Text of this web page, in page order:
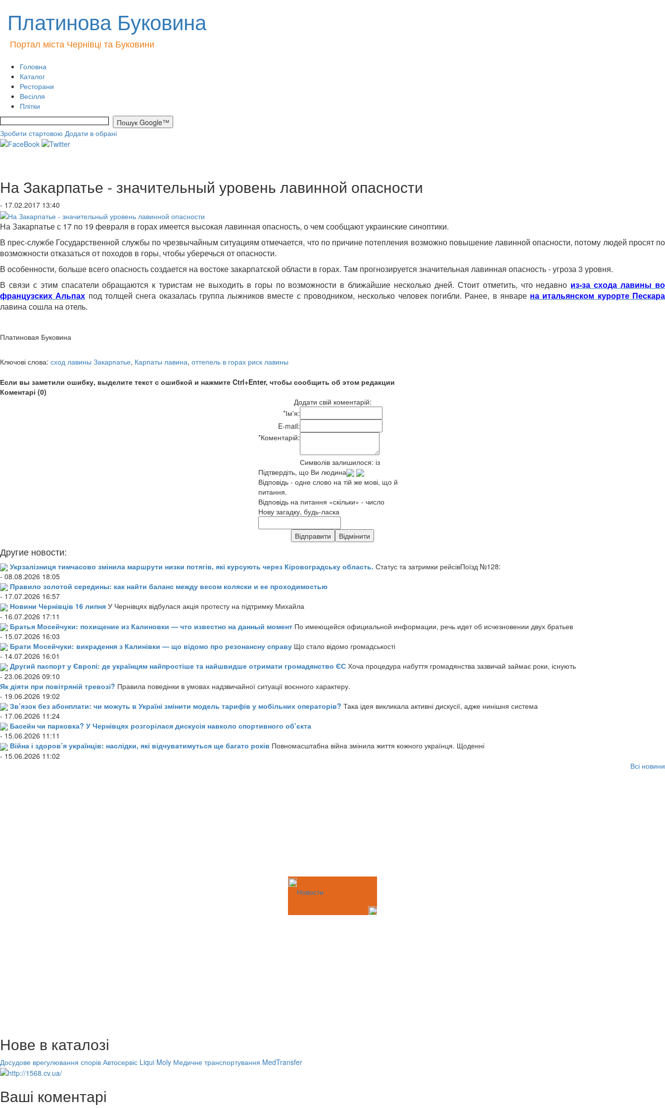
Платинова Буковина
Портал міста Чернівці та Буковини
Головна
Каталог
Ресторани
Весілля
Плітки
Зробити стартовою Додати в обрані
На Закарпатье - значительный уровень лавинной опасности
- 17.02.2017 13:40
На Закарпатье с 17 по 19 февраля в горах имеется высокая лавинная опасность, о чем сообщают украинские синоптики.
В прес-службе Государственной службы по чрезвычайным ситуациям отмечается, что по причине потепления возможно повышение лавинной опасности, потому людей просят по
возможности отказаться от походов в горы, чтобы уберечься от опасности.
В особенности, больше всего опасность создается на востоке закарпатской области в горах. Там прогнозируется значительная лавинная опасность - угроза 3 уровня.
В связи с этим спасатели обращаются к туристам не выходить в горы по возможности в ближайшие несколько дней. Стоит отметить, что недавно из-за схода лавины во
французских Альпах под толщей снега оказалась группа лыжников вместе с проводником, несколько человек погибли. Ранее, в январе на итальянском курорте Пескара
лавина сошла на отель.
Платиновая Буковина
Ключові слова: сход лавины Закарпатье, Карпаты лавина, оттепель в горах риск лавины
Если вы заметили ошибку, выделите текст с ошибкой и нажмите Ctrl+Enter, чтобы сообщить об этом редакции
Коментарі (0)
Додати свій коментарій:
*Ім'я:
E-mail:
*Коментарій:
Символів залишилося: із
Підтвердіть, що Ви людина
Відповідь - одне слово на тій же мові, що й
питання.
Відповідь на питання «скільки» - число
Нову загадку, будь-ласка
Другие новости:
Укрзалізниця тимчасово змінила маршрути низки потягів, які курсують через Кіровоградську область. Статус та затримки рейсівПоїзд №128:
- 08.08.2026 18:05
Правило золотой середины: как найти баланс между весом коляски и ее проходимостью
- 17.07.2026 16:57
Новини Чернівців 16 липня У Чернівцях відбулася акція протесту на підтримку Михайла
- 16.07.2026 17:11
Братья Мосейчуки: похищение из Калиновки — что известно на данный момент По имеющейся официальной информации, речь идет об исчезновении двух братьев
- 15.07.2026 16:03
Брати Мосейчуки: викрадення з Калинівки — що відомо про резонансну справу Що стало відомо громадськості
- 14.07.2026 16:01
Другий паспорт у Європі: де українцям найпростіше та найшвидше отримати громадянство ЄС Хоча процедура набуття громадянства зазвичай займає роки, існують
- 23.06.2026 09:10
Як діяти при повітряній тревозі? Правила поведінки в умовах надзвичайної ситуації воєнного характеру.
- 19.06.2026 19:02
Зв’язок без абонплати: чи можуть в Україні змінити модель тарифів у мобільних операторів? Така ідея викликала активні дискусії, адже нинішня система
- 17.06.2026 11:24
Басейн чи парковка? У Чернівцях розгорілася дискусія навколо спортивного об’єкта
- 15.06.2026 11:11
Війна і здоров’я українців: наслідки, які відчуватимуться ще багато років Повномасштабна війна змінила життя кожного українця. Щоденні
- 15.06.2026 11:02
Всі новини
Новости
Нове в каталозі
Досудове врегулювання спорів Автосервіс Liqui Moly Медичне транспортування MedTransfer
Ваші коментарі